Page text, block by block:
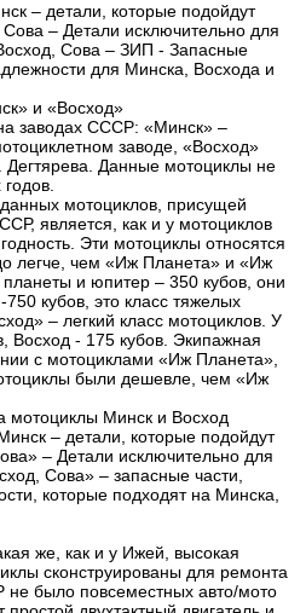
– детали, которые подойдут
– Детали исключительно для
Сова – ЗИП - Запасные
для Минска, Восхода и
и «Восход»
заводах СССР: «Минск» –
заводе, «Восход»
Дегтярева. Данные мотоциклы не
мотоциклов, присущей
является, как и у мотоциклов
Эти мотоциклы относятся
легче, чем «Иж Планета» и «Иж
и юпитер – 350 кубов, они
кубов, это класс тяжелых
– легкий класс мотоциклов. У
Восход - 175 кубов. Экипажная
с мотоциклами «Иж Планета»,
были дешевле, чем «Иж
мотоциклы Минск и Восход
– детали, которые подойдут
– Детали исключительно для
Сова» – запасные части,
которые подходят на Минска,
же, как и у Ижей, высокая
сконструированы для ремонта
было повсеместных авто/мото